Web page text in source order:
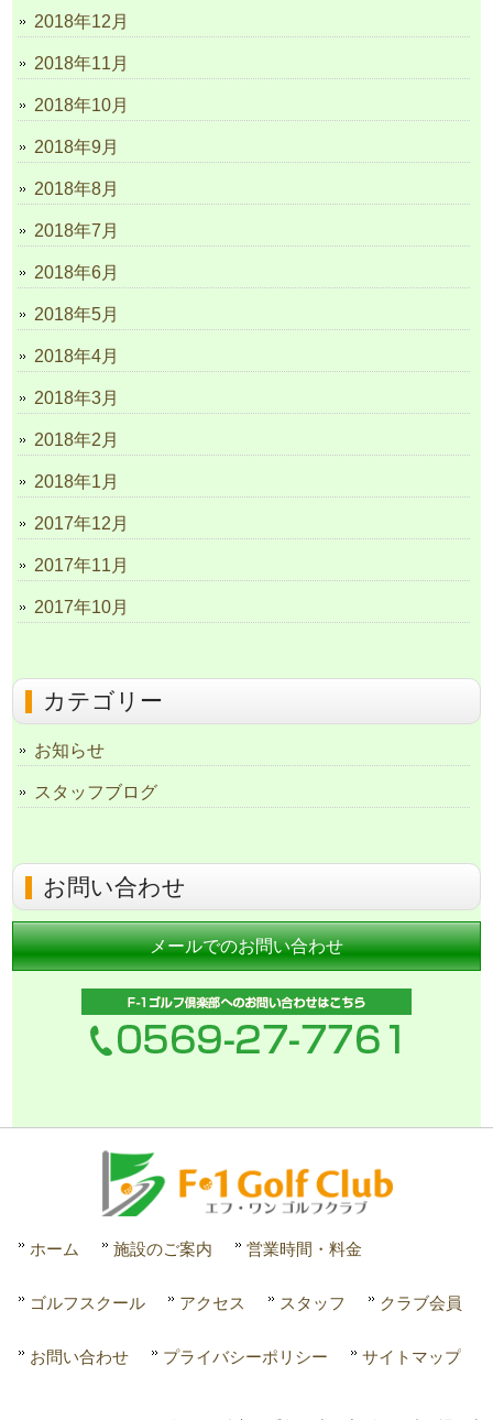
2018年12月
2018年11月
2018年10月
2018年9月
2018年8月
2018年7月
2018年6月
2018年5月
2018年4月
2018年3月
2018年2月
2018年1月
2017年12月
2017年11月
2017年10月
カテゴリー
お知らせ
スタッフブログ
お問い合わせ
メールでのお問い合わせ
ホーム 施設のご案内 営業時間・料金
ゴルフスクール アクセス スタッフ クラブ会員
お問い合わせ プライバシーポリシー サイトマップ